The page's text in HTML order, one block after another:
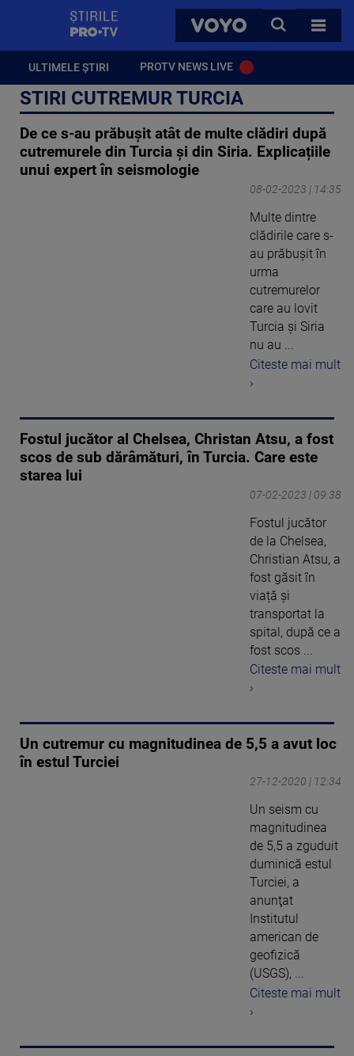
VOYO
CAUTA
TOATE
ULTIMELE ȘTIRI PROTV NEWS LIVE
STIRI CUTREMUR TURCIA
De ce s-au prăbușit atât de multe clădiri după
cutremurele din Turcia și din Siria. Explicațiile
unui expert în seismologie
08-02-2023 | 14:35
Multe dintre
clădirile care s-
au prăbușit în
urma
cutremurelor
care au lovit
Turcia și Siria
nu au ...
Citeste mai mult
›
Fostul jucător al Chelsea, Christan Atsu, a fost
scos de sub dărâmături, în Turcia. Care este
starea lui
07-02-2023 | 09:38
Fostul jucător
de la Chelsea,
Christian Atsu, a
fost găsit în
viață și
transportat la
spital, după ce a
fost scos ...
Citeste mai mult
›
Un cutremur cu magnitudinea de 5,5 a avut loc
în estul Turciei
27-12-2020 | 12:34
Un seism cu
magnitudinea
de 5,5 a zguduit
duminică estul
Turciei, a
anunţat
Institutul
american de
geofizică
(USGS), ...
Citeste mai mult
›